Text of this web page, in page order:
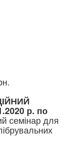
р. по
семінар для